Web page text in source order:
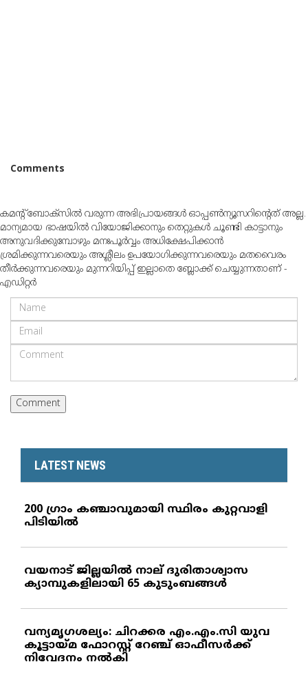
Comments
കമന്റ് ബോക്‌സില്‍ വരുന്ന അഭിപ്രായങ്ങള്‍ ഓപ്പൺന്യൂസറിന്റെത് അല്ല.
മാന്യമായ ഭാഷയില്‍ വിയോജിക്കാനും തെറ്റുകള്‍ ചൂണ്ടി കാട്ടാനും
അനുവദിക്കുമ്പോഴും മനഃപൂര്‍വ്വം അധിക്ഷേപിക്കാന്‍
ശ്രമിക്കുന്നവരെയും അശ്ലീലം ഉപയോഗിക്കുന്നവരെയും മതവൈരം
തീര്‍ക്കുന്നവരെയും മുന്നറിയിപ്പ് ഇല്ലാതെ ബ്ലോക്ക് ചെയ്യുന്നതാണ് -
എഡിറ്റര്‍
LATEST NEWS
200 ഗ്രാം കഞ്ചാവുമായി സ്ഥിരം കുറ്റവാളി
പിടിയില്‍
വയനാട് ജില്ലയില്‍ നാല് ദുരിതാശ്വാസ
ക്യാമ്പുകളിലായി 65 കുടുംബങ്ങള്‍
വന്യമൃഗശല്യം: ചിറക്കര എം.എം.സി യുവ
കൂട്ടായ്മ ഫോറസ്റ്റ് റേഞ്ച് ഓഫീസര്‍ക്ക്
നിവേദനം നല്‍കി